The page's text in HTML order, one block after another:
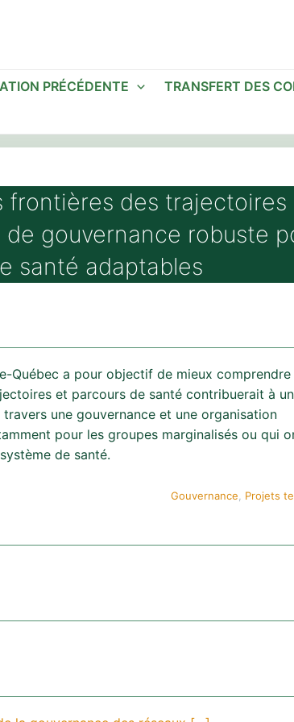
PRÉCÉDENTE TRANSFERT DES
frontières des trajectoires
de gouvernance robuste
santé adaptables
Québec a pour objectif de mieux comprendre
et parcours de santé contribuerait à
une gouvernance et une organisation
pour les groupes marginalisés ou qui
de santé.
Gouvernance Projets